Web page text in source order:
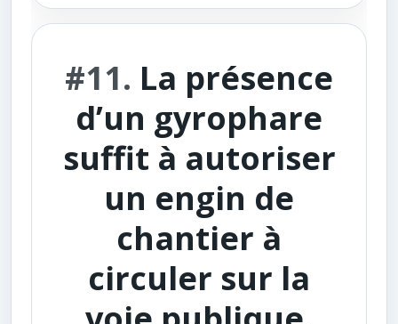
#11. La présence
d’un gyrophare
suffit à autoriser
un engin de
chantier à
circuler sur la